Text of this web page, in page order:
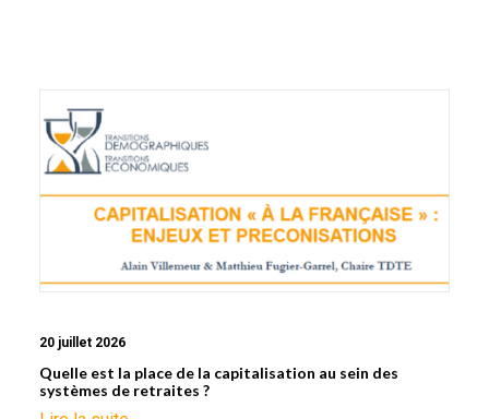
20 juillet 2026
Quelle est la place de la capitalisation au sein des
systèmes de retraites ?